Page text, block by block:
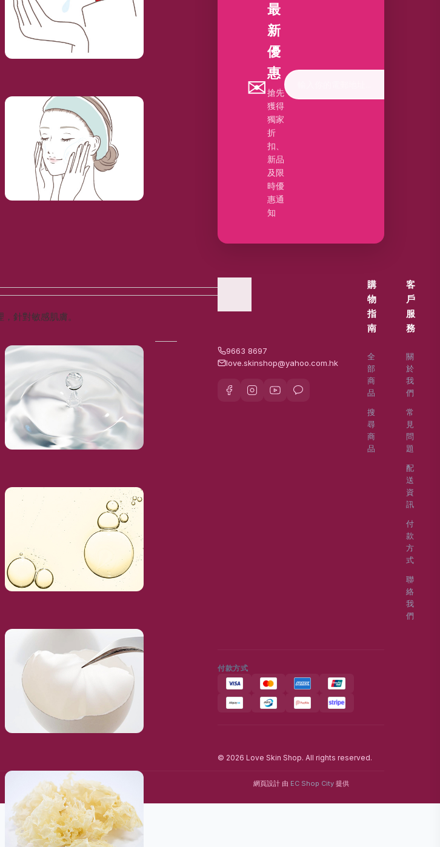
針對敏感肌膚。
✉
最
新
優
惠
搶先
獲得
獨家
折
扣、
新品
及限
時優
惠通
知
9663 8697
love.skinshop@yahoo.com.hk
購
物
指
南
全
部
商
品
搜
尋
商
品
客
戶
服
務
關
於
我
們
常
見
問
題
配
送
資
訊
付
款
方
式
聯
絡
我
們
付款方式
© 2026 Love Skin Shop. All rights reserved.
網頁設計 由 EC Shop City提供